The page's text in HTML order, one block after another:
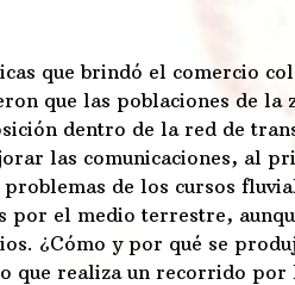
que brindó el comercio
que las poblaciones de la
dentro de la red de
las comunicaciones, al
problemas de los cursos
por el medio terrestre,
¿Cómo y por qué se
que realiza un recorrido